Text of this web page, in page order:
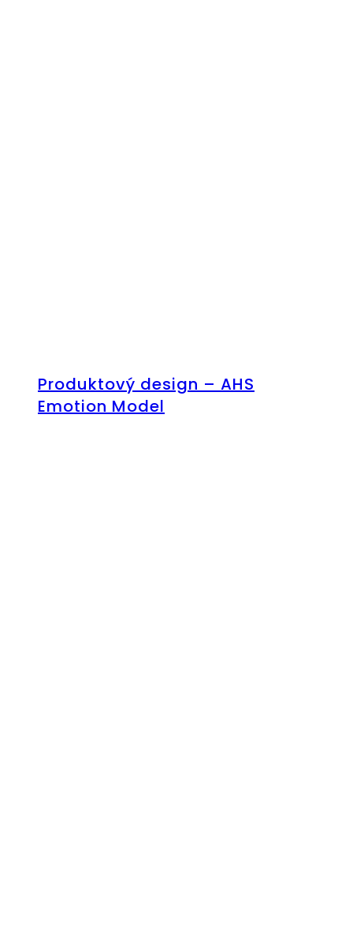
Produktový design – AHS
Emotion Model